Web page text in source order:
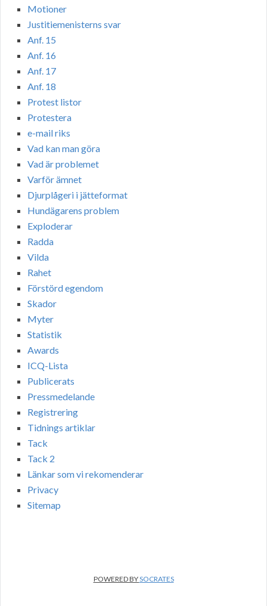
Motioner
Justitiemenisterns svar
Anf. 15
Anf. 16
Anf. 17
Anf. 18
Protest listor
Protestera
e-mail riks
Vad kan man göra
Vad är problemet
Varför ämnet
Djurplågeri i jätteformat
Hundägarens problem
Exploderar
Radda
Vilda
Rahet
Förstörd egendom
Skador
Myter
Statistik
Awards
ICQ-Lista
Publicerats
Pressmedelande
Registrering
Tidnings artiklar
Tack
Tack 2
Länkar som vi rekomenderar
Privacy
Sitemap
POWERED BYSOCRATES